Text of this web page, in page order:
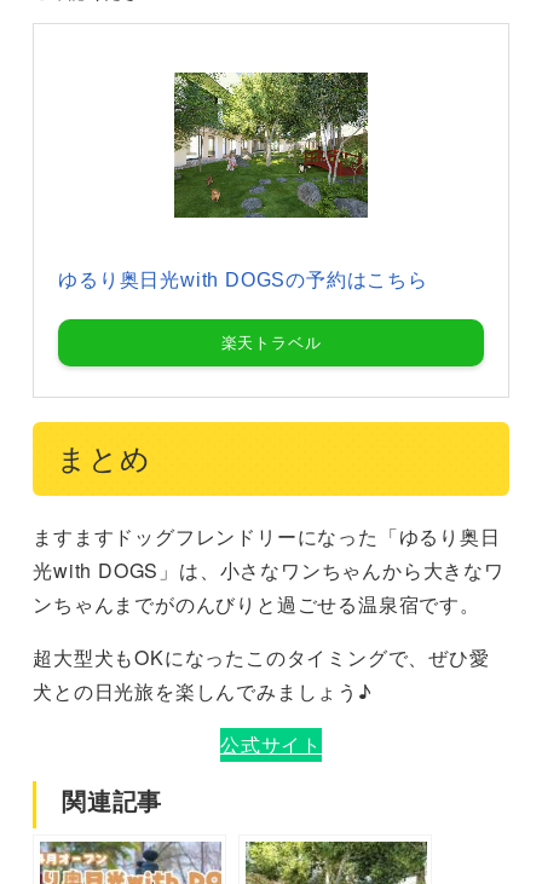
ゆるり奥日光with DOGSの予約はこちら
楽天トラベル
まとめ
ますますドッグフレンドリーになった「ゆるり奥日
光with DOGS」は、小さなワンちゃんから大きなワ
ンちゃんまでがのんびりと過ごせる温泉宿です。
超大型犬もOKになったこのタイミングで、ぜひ愛
犬との日光旅を楽しんでみましょう♪
公式サイト
関連記事